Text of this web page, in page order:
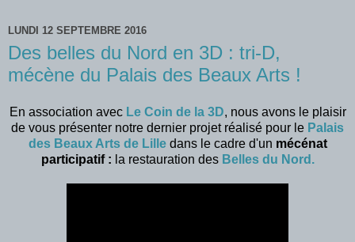
LUNDI 12 SEPTEMBRE 2016
Des belles du Nord en 3D : tri-D,
mécène du Palais des Beaux Arts !
En association avec Le Coin de la 3D, nous avons le plaisir
de vous présenter notre dernier projet réalisé pour le Palais
des Beaux Arts de Lille dans le cadre d'un mécénat
participatif : la restauration des Belles du Nord.